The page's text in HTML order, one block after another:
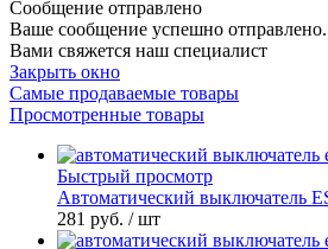
Сообщение отправлено
Ваше сообщение успешно
Вами свяжется наш специалист
Закрыть окно
Самые продаваемые товары
Просмотренные товары
Быстрый просмотр
Автоматический выключатель
281 руб. / шт